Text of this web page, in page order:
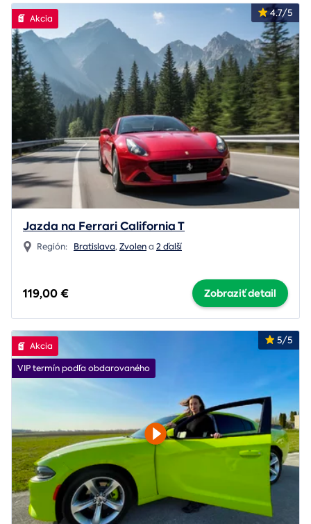
4.7/5
Akcia
Jazda na Ferrari California T
Región: Bratislava,Zvolena 2 ďalší
119,00 € Zobraziť detail
5/5
Akcia
VIP termín podľa obdarovaného